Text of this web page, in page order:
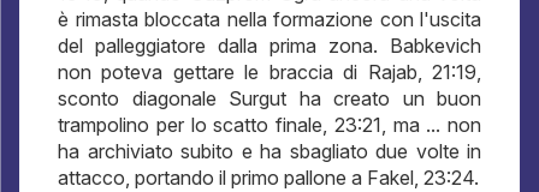
è rimasta bloccata nella formazione con l'uscita
del palleggiatore dalla prima zona. Babkevich
non poteva gettare le braccia di Rajab, 21:19,
sconto diagonale Surgut ha creato un buon
trampolino per lo scatto finale, 23:21, ma ... non
ha archiviato subito e ha sbagliato due volte in
attacco, portando il primo pallone a Fakel, 23:24.